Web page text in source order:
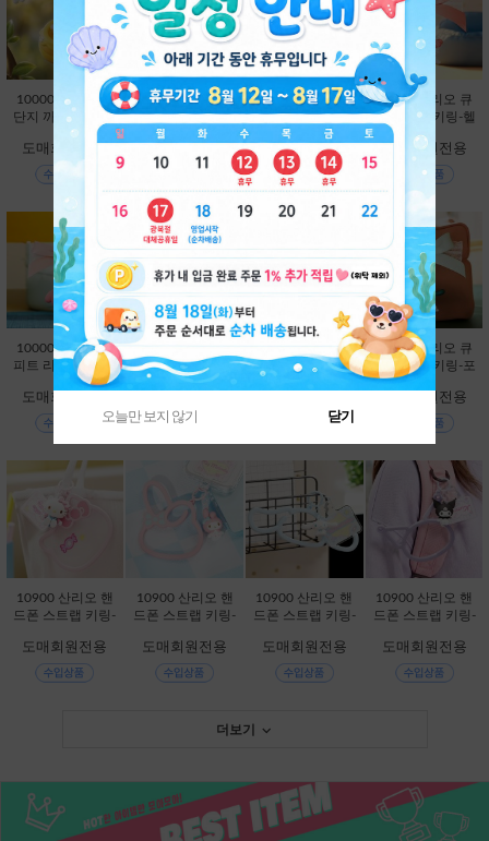
10000 산리오 꿀
단지 까꿍 키링-마
이멜로디 [C2-328
037]
도매회원전용
10000 산리오 꿀
단지 까꿍 키링-쿠
로미 [C2-328020]
도매회원전용
10000 산리오 꿀
단지 까꿍 키링-포
차코 [C2-328044]
도매회원전용
10000 산리오 큐
피트 리본 키링-헬
로키티 [C2-32821
1]
도매회원전용
10000 산리오 큐
피트 리본 키링-마
이멜로디 [C2-328
228]
도매회원전용
피트 리본 키링-시
나모롤 [C2-32825
10000 산리오 큐
피트 리본 키링-쿠
10000 산리오 큐
피트 리본 키링-포
차코 [C2-328242]
도매회원전용
10900 산리오 핸
드폰 스트랩 키링-
850]
도매회원전용
10900 산리오 핸
드폰 스트랩 키링-
29836]
도매회원전용
10900 산리오 핸
드폰 스트랩 키링-
829]
도매회원전용
10900 산리오 핸
드폰 스트랩 키링-
3]
도매회원전용
더보기
오늘만 보지 않기 닫기